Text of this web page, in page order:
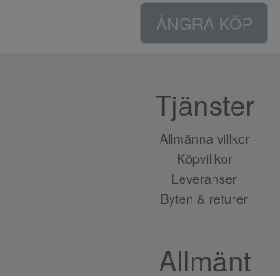
ÅNGRA KÖP
Tjänster
Allmänna villkor
Köpvillkor
Leveranser
Byten & returer
Allmänt